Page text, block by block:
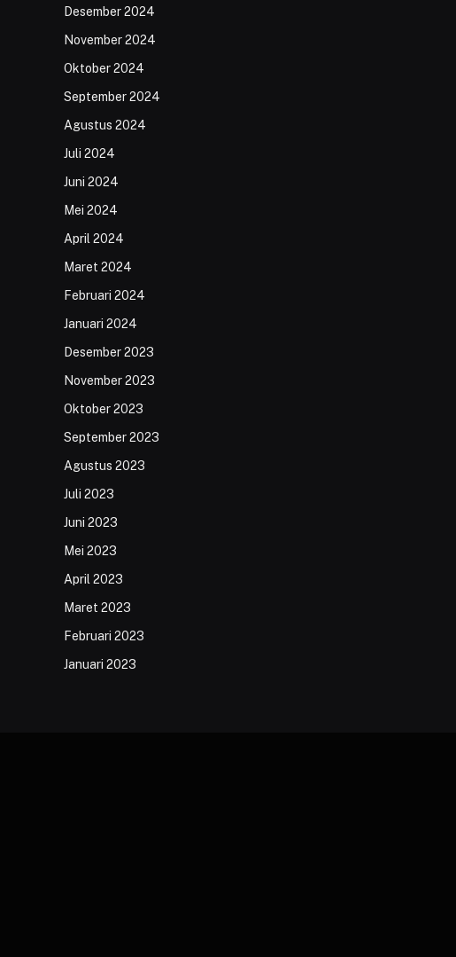
Desember 2024
November 2024
Oktober 2024
September 2024
Agustus 2024
Juli 2024
Juni 2024
Mei 2024
April 2024
Maret 2024
Februari 2024
Januari 2024
Desember 2023
November 2023
Oktober 2023
September 2023
Agustus 2023
Juli 2023
Juni 2023
Mei 2023
April 2023
Maret 2023
Februari 2023
Januari 2023